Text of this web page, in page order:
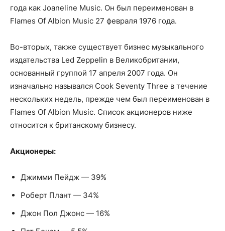
года как Joaneline Music. Он был переименован в
Flames Of Albion Music 27 февраля 1976 года.
Во-вторых, также существует бизнес музыкального
издательства Led Zeppelin в Великобритании,
основанный группой 17 апреля 2007 года. Он
изначально назывался Cook Seventy Three в течение
нескольких недель, прежде чем был переименован в
Flames Of Albion Music. Список акционеров ниже
относится к британскому бизнесу.
Акционеры:
Джимми Пейдж — 39%
Роберт Плант — 34%
Джон Пол Джонс — 16%